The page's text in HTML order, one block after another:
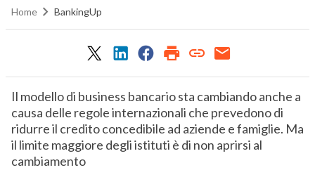
Home BankingUp
Il modello di business bancario sta cambiando anche a
causa delle regole internazionali che prevedono di
ridurre il credito concedibile ad aziende e famiglie. Ma
il limite maggiore degli istituti è di non aprirsi al
cambiamento